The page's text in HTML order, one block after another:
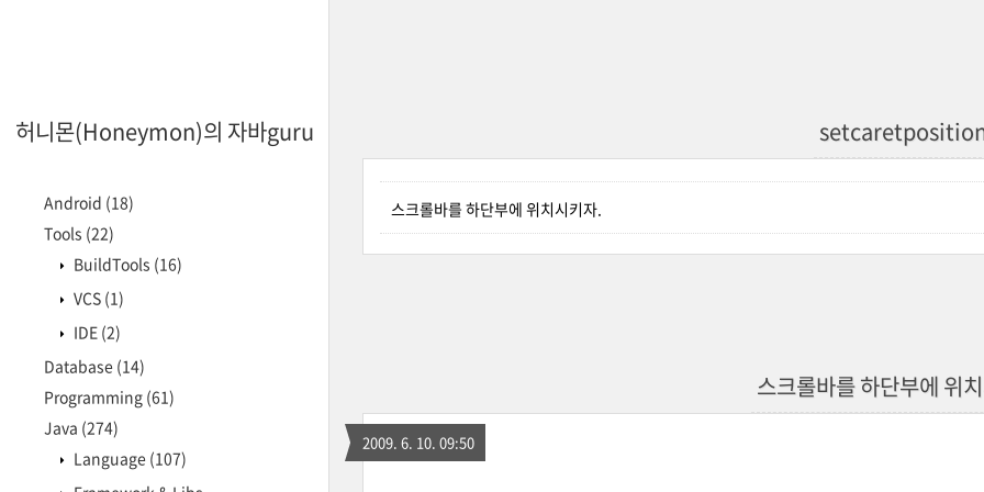
허니몬(Honeymon)의 자바guru
Android (18)
Tools (22)
BuildTools (16)
VCS (1)
IDE (2)
Database (14)
Programming (61)
Java (274)
Language (107)
스크롤바를 하단부에 위치시키자.
스크롤바를 하단부에 위
2009. 6. 10. 09:50